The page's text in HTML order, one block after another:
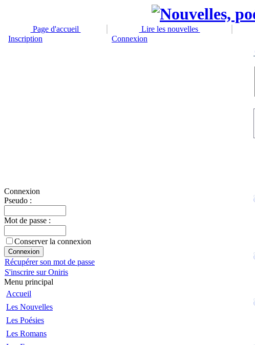
Page d'accueil Lire les nouvelles
Inscription
Connexion
Connexion
Pseudo :
Mot de passe :
Conserver la connexion
Récupérer son mot de passe
S'inscrire sur Oniris
Menu principal
Accueil
Les Nouvelles
Les Poésies
Les Romans